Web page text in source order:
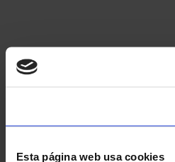
Esta página web usa cookies